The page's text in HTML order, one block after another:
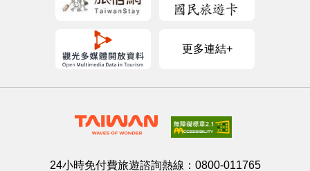
更多連結+
24小時免付費旅遊諮詢熱線： 0800-011765